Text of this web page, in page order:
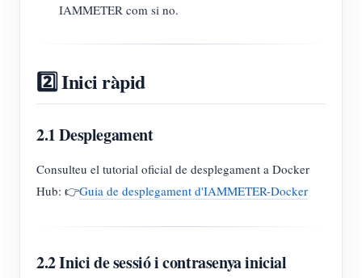
IAMMETER com si no.
2️⃣ Inici ràpid
2.1 Desplegament
Consulteu el tutorial oficial de desplegament a Docker
Hub: 👉Guia de desplegament d'IAMMETER-Docker
2.2 Inici de sessió i contrasenya inicial